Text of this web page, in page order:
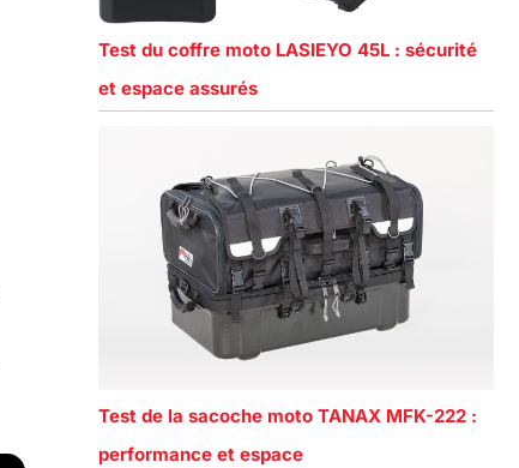
Test du coffre moto LASIEYO 45L : sécurité
et espace assurés
Test de la sacoche moto TANAX MFK-222 :
performance et espace